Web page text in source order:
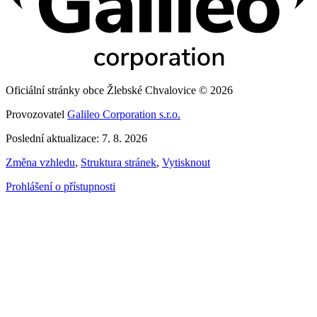
Oficiální stránky obce Žlebské Chvalovice © 2026
Provozovatel Galileo Corporation s.r.o.
Poslední aktualizace: 7. 8. 2026
Změna vzhledu, Struktura stránek, Vytisknout
Prohlášení o přístupnosti